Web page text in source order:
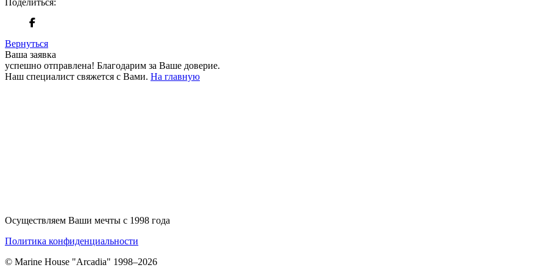
Вернуться
Ваша заявка
успешно отправлена! Благодарим за Ваше доверие.
Наш специалист свяжется с Вами. На главную
Осуществляем Ваши мечты с 1998 года
Политика конфиденциальности
© Marine House "Arcadia" 1998–2026